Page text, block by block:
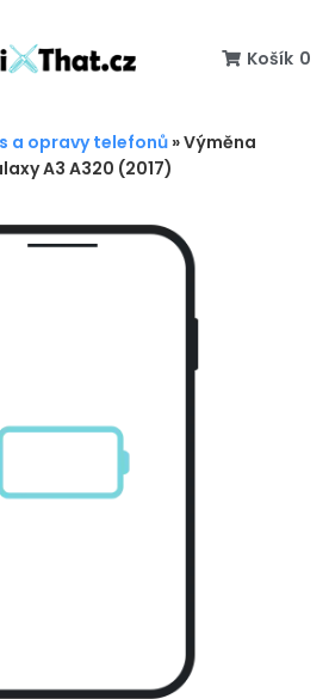
Košík 0
a opravy telefonů »Výměna
A3 A320 (2017)